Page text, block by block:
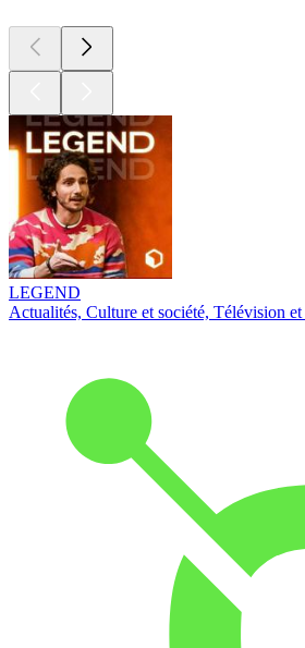
LEGEND
Actualités, Culture et société, Télévision et